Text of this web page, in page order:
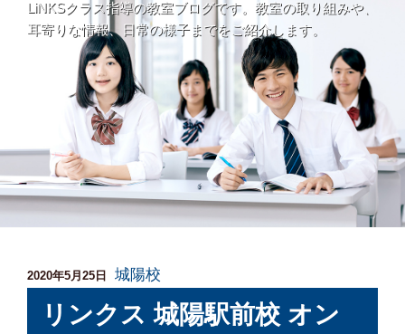
LiNKSクラス指導の教室ブログです。教室の取り組みや、
耳寄りな情報、日常の様子までをご紹介します。
投
2020年5月25日 城陽校
リンクス 城陽駅前校 オン